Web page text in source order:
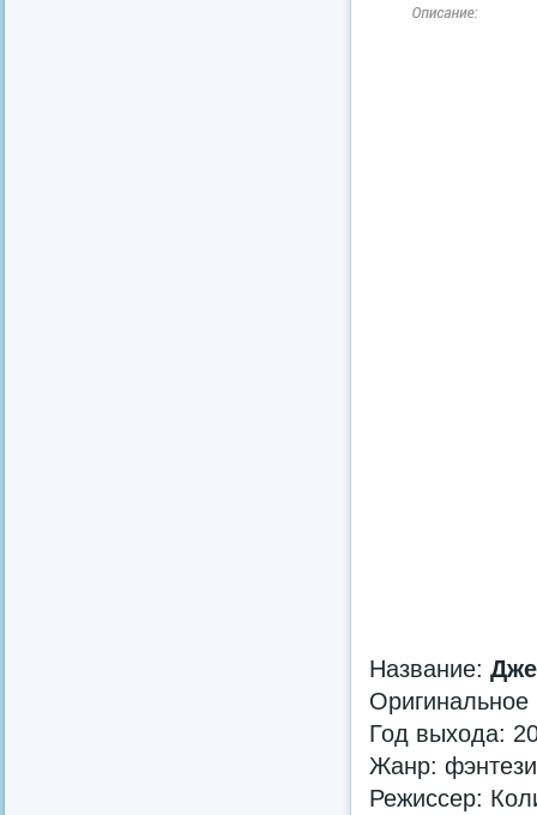
Название:
Год выхода:
Жанр:
Режиссер: